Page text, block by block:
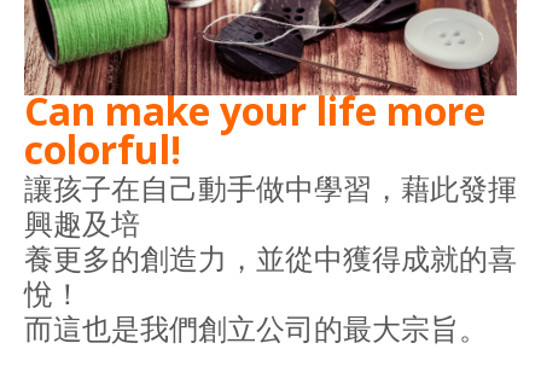
Can make your life more
colorful!
讓孩子在自己動手做中學習，藉此發揮
興趣及培
養更多的創造力，並從中獲得成就的喜
悅！
而這也是我們創立公司的最大宗旨。